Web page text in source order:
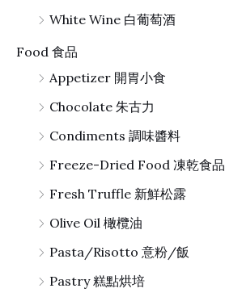
White Wine 白葡萄酒
Food 食品
Appetizer 開胃小食
Chocolate 朱古力
Condiments 調味醬料
Freeze-Dried Food 凍乾食品
Fresh Truffle 新鮮松露
Olive Oil 橄欖油
Pasta/Risotto 意粉/飯
Pastry 糕點烘培